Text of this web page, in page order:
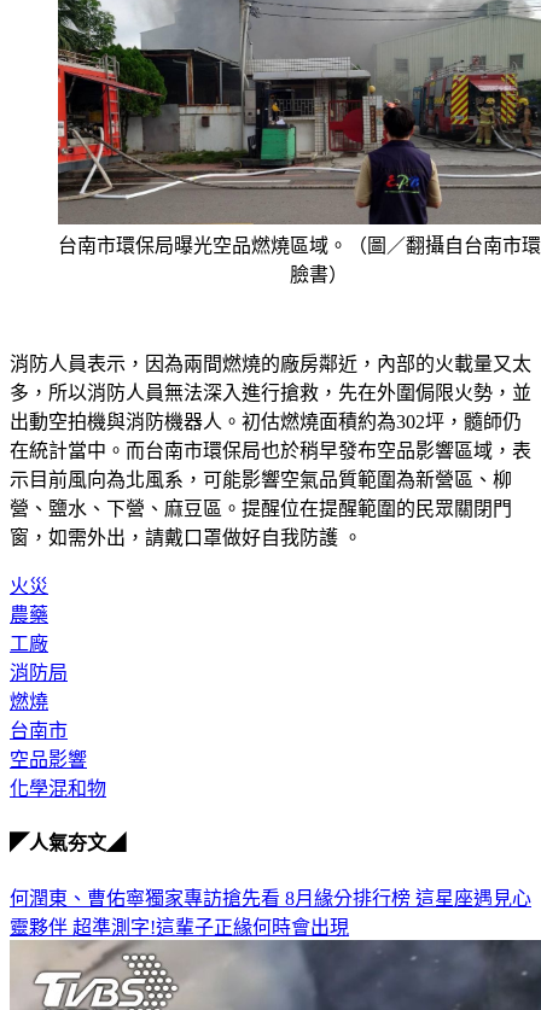
台南市環保局曝光空品燃燒區域。（圖／翻攝自台南市
臉書）
消防人員表示，因為兩間燃燒的廠房鄰近，內部的火載量又太
多，所以消防人員無法深入進行搶救，先在外圍侷限火勢，並
出動空拍機與消防機器人。初估燃燒面積約為302坪，髓師仍
在統計當中。而台南市環保局也於稍早發布空品影響區域，表
示目前風向為北風系，可能影響空氣品質範圍為新營區、柳
營、鹽水、下營、麻豆區。提醒位在提醒範圍的民眾關閉門
窗，如需外出，請戴口罩做好自我防護 。
火災
農藥
工廠
消防局
燃燒
台南市
空品影響
化學混和物
◤人氣夯文◢
何潤東、曹佑寧獨家專訪搶先看 8月緣分排行榜 這星座遇見心
靈夥伴 超準測字!這輩子正緣何時會出現